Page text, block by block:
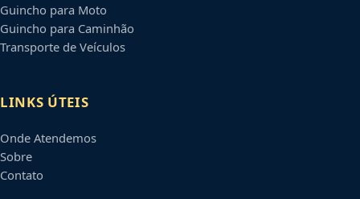
Guincho para Moto
Guincho para Caminhão
Transporte de Veículos
LINKS ÚTEIS
Onde Atendemos
Sobre
Contato